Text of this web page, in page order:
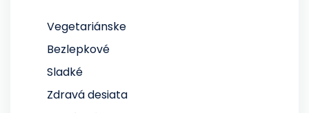
Vegetariánske
Bezlepkové
Sladké
Zdravá desiata